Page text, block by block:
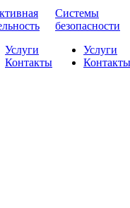
Услуги
Контакты
Системы
безопасности
Услуги
Контакты